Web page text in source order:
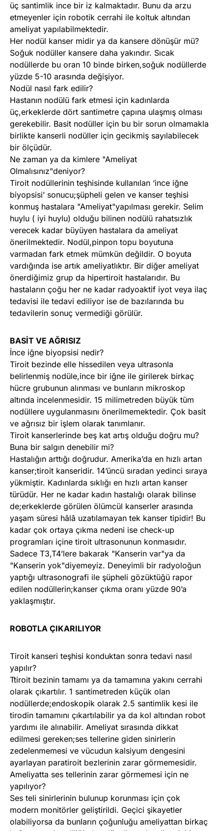
üç santimlik ince bir iz kalmaktadır. Bunu da arzu
etmeyenler için robotik cerrahi ile koltuk altından
ameliyat yapılabilmektedir.
Her nodül kanser midir ya da kansere dönüşür mü?
Soğuk nodüller kansere daha yakındır. Sıcak
nodüllerde bu oran 10 binde birken,soğuk nodüllerde
yüzde 5-10 arasında değişiyor.
Nodül nasıl fark edilir?
Hastanın nodülü fark etmesi için kadınlarda
üç,erkeklerde dört santimetre çapına ulaşmış olması
gerekebilir. Basit nodüller için bu bir sorun olmamakla
birlikte kanserli nodüller için gecikmiş sayılabilecek
bir ölçüdür.
Ne zaman ya da kimlere "Ameliyat
Olmalısınız"deniyor?
Tiroit nodüllerinin teşhisinde kullanılan ‘ince iğne
biyopsisi’ sonucu;şüpheli gelen ve kanser teşhisi
konmuş hastalara "Ameliyat"yapılması gerekir. Selim
huylu ( iyi huylu) olduğu bilinen nodülü rahatsızlık
verecek kadar büyüyen hastalara da ameliyat
önerilmektedir. Nodül,pinpon topu boyutuna
varmadan fark etmek mümkün değildir. O boyuta
vardığında ise artık ameliyatlıktır. Bir diğer ameliyat
önerdiğimiz grup da hipertiroit hastalarıdır. Bu
hastaların çoğu her ne kadar radyoaktif iyot veya ilaç
tedavisi ile tedavi ediliyor ise de bazılarında bu
tedavilerin sonuç vermediği görülür.
BASİT VE AĞRISIZ
İnce iğne biyopsisi nedir?
Tiroit bezinde elle hissedilen veya ultrasonla
belirlenmiş nodüle,ince bir iğne ile girilerek birkaç
hücre grubunun alınması ve bunların mikroskop
altında incelenmesidir. 15 milimetreden büyük tüm
nodüllere uygulanmasını önerilmemektedir. Çok basit
ve ağrısız bir işlem olarak tanımlanır.
Tiroit kanserlerinde beş kat artış olduğu doğru mu?
Buna bir salgın denebilir mi?
Hastalığın arttığı doğrudur. Amerika’da en hızlı artan
kanser;tiroit kanseridir. 14’üncü sıradan yedinci sıraya
yükmiştir. Kadınlarda sıklığı en hızlı artan kanser
türüdür. Her ne kadar kadın hastalığı olarak bilinse
de;erkeklerde görülen ölümcül kanserler arasında
yaşam süresi hâlâ uzatılamayan tek kanser tipidir! Bu
kadar çok ortaya çıkma nedeni ise check-up
programları içine tiroit ultrasonunun konmasıdır.
Sadece T3,T4’lere bakarak "Kanserin var"ya da
"Kanserin yok"diyemeyiz. Deneyimli bir radyoloğun
yaptığı ultrasonografi ile şüpheli gözüktüğü rapor
edilen nodüllerin;kanser çıkma oranı yüzde 90’a
yaklaşmıştır.
ROBOTLA ÇIKARILIYOR
Tiroit kanseri teşhisi konduktan sonra tedavi nasıl
yapılır?
Ttiroit bezinin tamamı ya da tamamına yakını cerrahi
olarak çıkartılır. 1 santimetreden küçük olan
nodüllerde;endoskopik olarak 2.5 santimlik kesi ile
tirodin tamamını çıkartılabilir ya da kol altından robot
yardımı ile alınabilir. Ameliyat sırasında dikkat
edilmesi gereken;ses tellerine giden sinirlerin
zedelenmemesi ve vücudun kalsiyum dengesini
ayarlayan paratiroit bezlerinin zarar görmemesidir.
Ameliyatta ses tellerinin zarar görmemesi için ne
yapılıyor?
Ses teli sinirlerinin bulunup korunması için çok
modern monitörler geliştirildi. Geçici şikayetler
olabiliyorsa da bunların çoğunluğu ameliyattan birkaç